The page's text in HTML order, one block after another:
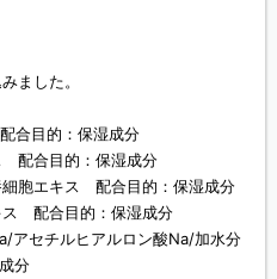
ました。
合目的：保湿成分
配合目的：保湿成分
胞エキス 配合目的：保湿成分
配合目的：保湿成分
セチルヒアルロン酸Na/加水分
分